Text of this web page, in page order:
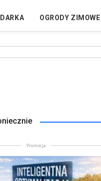
OGRODY ZIMOWE
Promocja